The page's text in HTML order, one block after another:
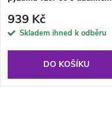
939 Kč
Skladem ihned k odběru
DO KOŠÍKU